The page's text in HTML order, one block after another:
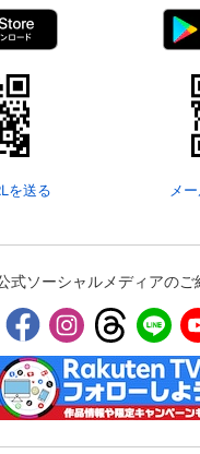
を送る メ
式ソーシャルメディアのご